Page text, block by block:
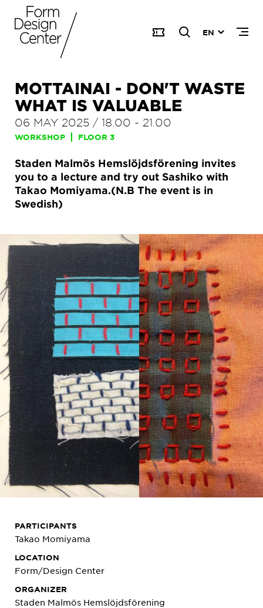
EN
MOTTAINAI - DON'T WASTE
WHAT IS VALUABLE
06 MAY 2025 / 18.00 - 21.00
WORKSHOP FLOOR 3
Staden Malmös Hemslöjdsförening invites
you to a lecture and try out Sashiko with
Takao Momiyama.(N.B The event is in
Swedish)
PARTICIPANTS
Takao Momiyama
LOCATION
Form/Design Center
ORGANIZER
Staden Malmös Hemslöjdsförening